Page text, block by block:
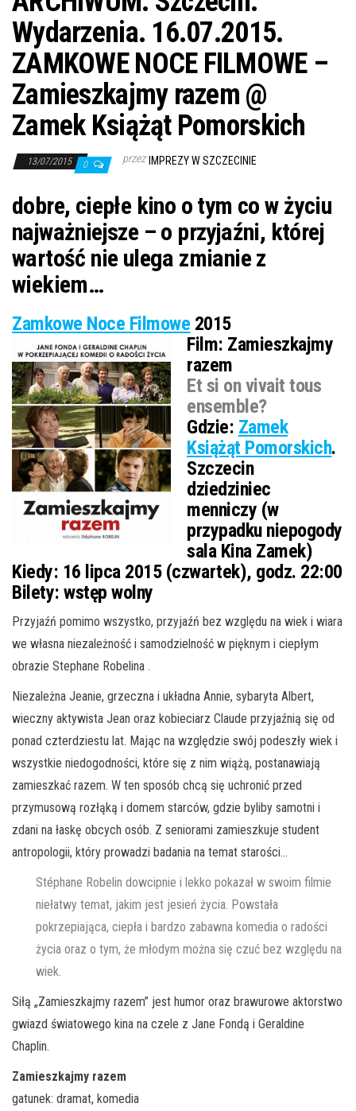
Wydarzenia. 16.07.2015.
ZAMKOWE NOCE FILMOWE –
Zamieszkajmy razem @
Zamek Książąt Pomorskich
13/07/2015 0 przez IMPREZY W SZCZECINIE
dobre, ciepłe kino o tym co w życiu
najważniejsze – o przyjaźni, której
wartość nie ulega zmianie z
wiekiem…
Zamkowe Noce Filmowe 2015
Film: Zamieszkajmy
razem
Et si on vivait tous
ensemble?
Gdzie: Zamek
Książąt Pomorskich.
Szczecin
dziedziniec
menniczy (w
przypadku niepogody
sala Kina Zamek)
Kiedy: 16 lipca 2015 (czwartek), godz. 22:00
Bilety: wstęp wolny
Przyjaźń pomimo wszystko, przyjaźń bez względu na wiek i wiara
we własna niezależność i samodzielność w pięknym i ciepłym
obrazie Stephane Robelina .
Niezależna Jeanie, grzeczna i układna Annie, sybaryta Albert,
wieczny aktywista Jean oraz kobieciarz Claude przyjaźnią się od
ponad czterdziestu lat. Mając na względzie swój podeszły wiek i
wszystkie niedogodności, które się z nim wiążą, postanawiają
zamieszkać razem. W ten sposób chcą się uchronić przed
przymusową rozłąką i domem starców, gdzie byliby samotni i
zdani na łaskę obcych osób. Z seniorami zamieszkuje student
antropologii, który prowadzi badania na temat starości…
Stéphane Robelin dowcipnie i lekko pokazał w swoim filmie
niełatwy temat, jakim jest jesień życia. Powstała
pokrzepiająca, ciepła i bardzo zabawna komedia o radości
życia oraz o tym, że młodym można się czuć bez względu na
wiek.
Siłą „Zamieszkajmy razem” jest humor oraz brawurowe aktorstwo
gwiazd światowego kina na czele z Jane Fondą i Geraldine
Chaplin.
Zamieszkajmy razem
gatunek: dramat, komedia